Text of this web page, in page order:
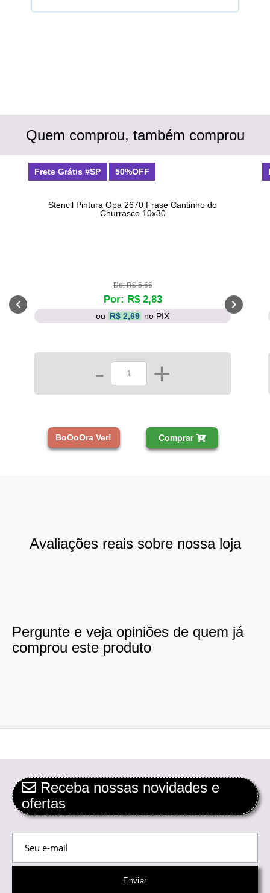
Quem comprou, também comprou
Stencil Pintura Opa 2670 Frase Cantinho do
Churrasco 10x30
De: R$ 5,66
Por: R$ 2,83
ou R$ 2,69 no PIX
- +
BoOoOra Ver! Comprar
Frete Grátis #SP 50%OFF
Avaliações reais sobre nossa loja
Pergunte e veja opiniões de quem já
comprou este produto
Receba nossas novidades e
ofertas